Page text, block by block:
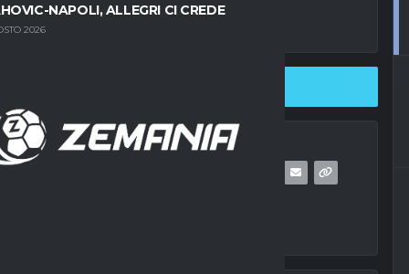
NAPOLI, ALLEGRI CI CREDE
2026